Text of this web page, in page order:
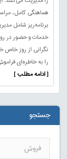
هماهنگی کامل،
برنامه‌ریز شامل
خدمات و حضور در
نگرانی از روز خاص
را به خاطره‌ای
[ ادامه مطلب ]
جستجو